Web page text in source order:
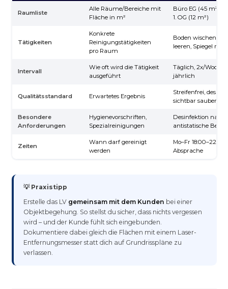
Raumliste
Alle Räume/Bereiche mit
Fläche in m²
Büro EG (45 m²),
1. OG (12 m²)
Tätigkeiten
Konkrete
Reinigungstätigkeiten
pro Raum
Boden wischen,
leeren, Spiegel
Intervall
Wie oft wird die Tätigkeit
ausgeführt
Täglich, 2x/
jährlich
Qualitätsstandard Erwartetes Ergebnis
Streifenfrei,
sichtbar sauber
Besondere
Anforderungen
Hygienevorschriften,
Spezialreinigungen
Desinfektion nach
antistatische
Zeiten
Wann darf gereinigt
werden
Mo–Fr
Absprache
💡 Praxistipp
Erstelle das LV gemeinsam mit dem Kunden bei einer
Objektbegehung. So stellst du sicher, dass nichts vergessen
wird – und der Kunde fühlt sich eingebunden.
Dokumentiere dabei gleich die Flächen mit einem Laser-
Entfernungsmesser statt dich auf Grundrisspläne zu
verlassen.